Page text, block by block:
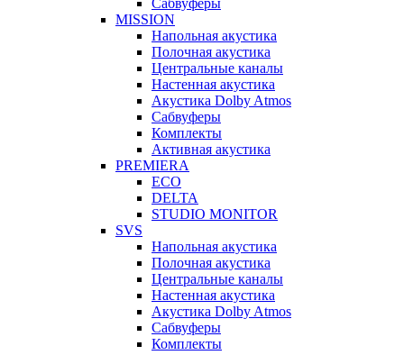
Сабвуферы
MISSION
Напольная акустика
Полочная акустика
Центральные каналы
Настенная акустика
Акустика Dolby Atmos
Сабвуферы
Комплекты
Активная акустика
PREMIERA
ECO
DELTA
STUDIO MONITOR
SVS
Напольная акустика
Полочная акустика
Центральные каналы
Настенная акустика
Акустика Dolby Atmos
Сабвуферы
Комплекты